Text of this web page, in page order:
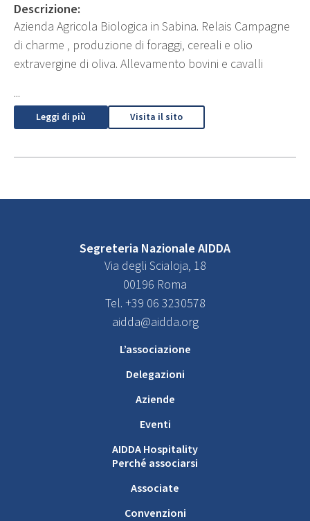
Descrizione:
Azienda Agricola Biologica in Sabina. Relais Campagne
di charme , produzione di foraggi, cereali e olio
extravergine di oliva. Allevamento bovini e cavalli
...
Leggi di più Visita il sito
Segreteria Nazionale AIDDA
Via degli Scialoja, 18
00196 Roma
Tel. +39 06 3230578
aidda@aidda.org
L’associazione
Delegazioni
Aziende
Eventi
AIDDA Hospitality
Perché associarsi
Associate
Convenzioni